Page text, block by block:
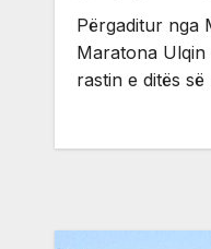
Përgaditur nga
Maratona
rastin e ditës